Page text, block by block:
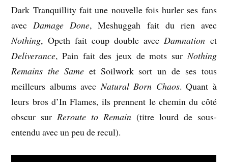
Dark Tranquillity fait une nouvelle fois hurler ses fans
avecDamage Done, Meshuggah fait du rien avec
Nothing, Opeth fait coup double avecDamnation et
Deliverance, Pain fait des jeux de mots surNothing
Remains the Same et Soilwork sort un de ses tous
meilleurs albums avecNatural Born Chaos. Quant à
leurs bros d’In Flames, ils prennent le chemin du côté
obscur surReroute to Remain (titre lourd de sous-
entendu avec un peu de recul).